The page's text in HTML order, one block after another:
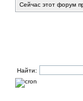
Сейчас этот форум
Найти: